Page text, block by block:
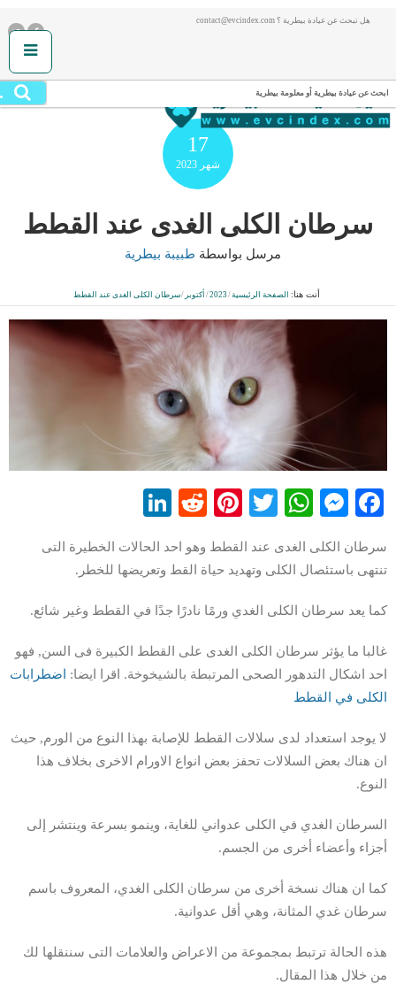
هل تبحث عن عيادة بيطرية ؟ contact@evcindex.com
ابحث عن عيادة بيطرية أو معلومة بيطرية
17
شهر 2023
سرطان الكلى الغدى عند القطط
مرسل بواسطة طبيبة بيطرية
أنت هنا: الصفحة الرئيسية/
2023
/ أكتوبر /سرطان الكلى الغدى عند القطط
Facebook
Messenger
WhatsApp
Twitter
Pinterest
Reddit
سرطان الكلى الغدى عند القطط وهو احد الحالات الخطيرة التى
تنتهى باستئصال الكلى وتهديد حياة القط وتعريضها للخطر.
كما يعد سرطان الكلى الغدي ورمًا نادرًا جدًا في القطط وغير شائع.
غالبا ما يؤثر سرطان الكلى الغدى على القطط الكبيرة فى السن, فهو
احد اشكال التدهور الصحى المرتبطة بالشيخوخة. اقرا ايضا:
اضطرابات
الكلى في القطط
لا يوجد استعداد لدى سلالات القطط للإصابة بهذا النوع من الورم, حيث
ان هناك بعض السلالات تحفز بعض انواع الاورام الاخرى بخلاف هذا
النوع.
السرطان الغدي في الكلى عدواني للغاية، وينمو بسرعة وينتشر إلى
أجزاء وأعضاء أخرى من الجسم.
كما ان هناك نسخة أخرى من سرطان الكلى الغدي، المعروف باسم
سرطان غدي المثانة، وهي أقل عدوانية.
هذه الحالة ترتبط بمجموعة من الاعراض والعلامات التى سننقلها لك
من خلال هذا المقال.